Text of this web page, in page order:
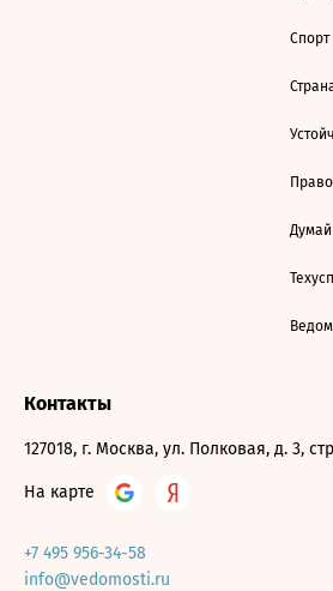
Спорт
Право
Думай
Контакты
127018, г. Москва, ул. Полковая, д. 3,
На карте
+7 495 956-34-58
info@vedomosti.ru